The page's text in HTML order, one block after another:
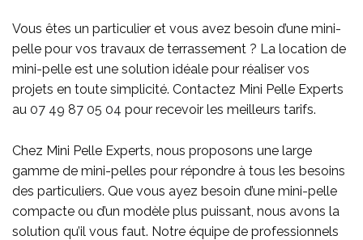
Vous êtes un particulier et vous avez besoin d’une mini-
pelle pour vos travaux de terrassement ? La location de
mini-pelle est une solution idéale pour réaliser vos
projets en toute simplicité. Contactez Mini Pelle Experts
au 07 49 87 05 04 pour recevoir les meilleurs tarifs.
Chez Mini Pelle Experts, nous proposons une large
gamme de mini-pelles pour répondre à tous les besoins
des particuliers. Que vous ayez besoin d’une mini-pelle
compacte ou d’un modèle plus puissant, nous avons la
solution qu’il vous faut. Notre équipe de professionnels